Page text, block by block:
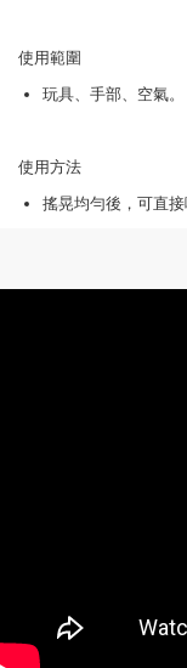
使用範圍
玩具、手部、空氣。
使用方法
搖晃均勻後，可直